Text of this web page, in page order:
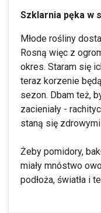
Szklarnia pęka w
Młode rośliny
Rosną więc z
okres. Staram się
teraz korzenie
sezon. Dbam też,
zacieniały -
staną się
Żeby pomidory,
miały mnóstwo
podłoża, światła i